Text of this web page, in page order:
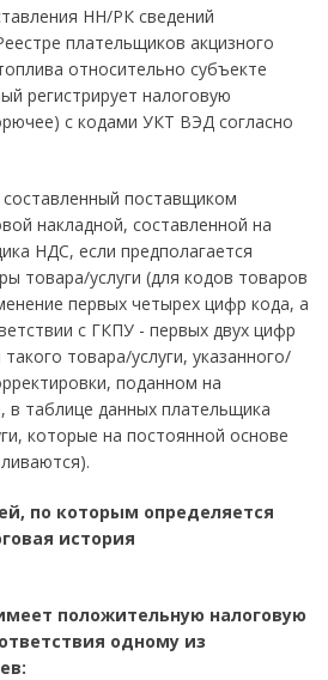
НН/РК сведений
плательщиков акцизного
относительно субъекте
регистрирует налоговую
с кодами УКТ ВЭД согласно
поставщиком
накладной, составленной на
НДС, если предполагается
товара/услуги (для кодов товаров
первых четырех цифр кода, а
с ГКПУ - первых двух цифр
товара/услуги, указанного/
поданном на
в таблице данных плательщика
которые на постоянной основе
по которым определяется
история
положительную налоговую
одному из